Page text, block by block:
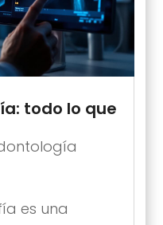
todo lo que
es una